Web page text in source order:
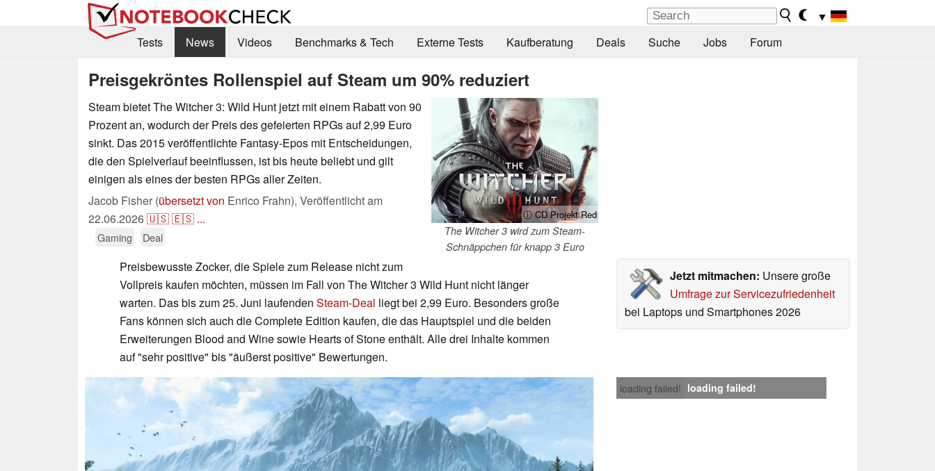
▼
Tests
News Videos Benchmarks & Tech Externe Tests Kaufberatung Deals Suche Jobs Forum
Preisgekröntes Rollenspiel auf Steam um 90% reduziert
ⓘ CD Projekt Red
The Witcher 3 wird zum Steam-
Schnäppchen für knapp 3 Euro
Steam bietet The Witcher 3: Wild Hunt jetzt mit einem Rabatt von 90
Prozent an, wodurch der Preis des gefeierten RPGs auf 2,99 Euro
sinkt. Das 2015 veröffentlichte Fantasy-Epos mit Entscheidungen,
die den Spielverlauf beeinflussen, ist bis heute beliebt und gilt
einigen als eines der besten RPGs aller Zeiten.
Jacob Fisher (übersetzt von Enrico Frahn), Veröffentlicht am
22.06.2026🇺🇸🇪🇸 ...
Gaming Deal
Jetzt mitmachen: Unsere große
Umfrage zur Servicezufriedenheit
bei Laptops und Smartphones 2026
Preisbewusste Zocker, die Spiele zum Release nicht zum
Vollpreis kaufen möchten, müssen im Fall von The Witcher 3 Wild Hunt nicht länger
warten. Das bis zum 25. Juni laufenden Steam-Deal liegt bei 2,99 Euro. Besonders große
Fans können sich auch die Complete Edition kaufen, die das Hauptspiel und die beiden
Erweiterungen Blood and Wine sowie Hearts of Stone enthält. Alle drei Inhalte kommen
auf "sehr positive" bis "äußerst positive" Bewertungen.
loading failed! loading failed!